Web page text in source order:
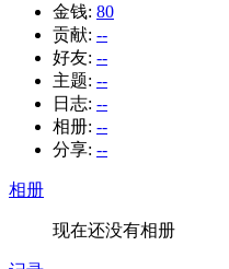
金钱: 80
贡献: --
好友: --
主题: --
日志: --
相册: --
分享: --
相册
现在还没有相册